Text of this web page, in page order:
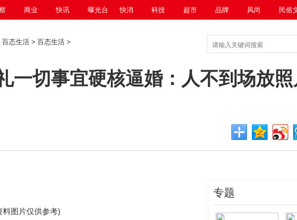
商业 快讯 曝光台 快消 科技 超市 品牌 风尚 民俗
百态生活 > 百态生活 >
一切事宜硬核逼婚：人不到场放
料图片仅供参考)
专题